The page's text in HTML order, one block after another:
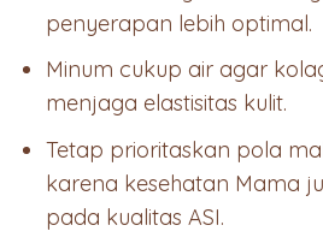
penyerapan lebih optimal.
Minum cukup air agar
menjaga elastisitas kulit.
Tetap prioritaskan pola
karena kesehatan Mama
pada kualitas ASI.